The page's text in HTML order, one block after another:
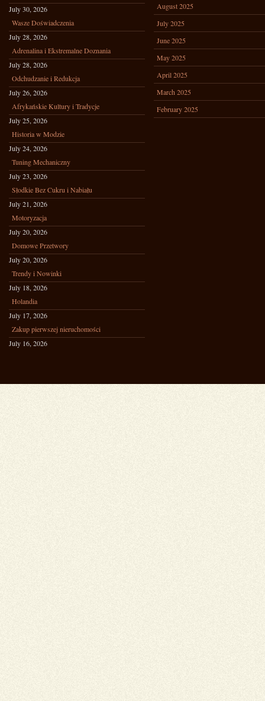
July 30, 2026
Wasze Doświadczenia
July 28, 2026
Adrenalina i Ekstremalne Doznania
July 28, 2026
Odchudzanie i Redukcja
July 26, 2026
Afrykańskie Kultury i Tradycje
July 25, 2026
Historia w Modzie
July 24, 2026
Tuning Mechaniczny
July 23, 2026
Słodkie Bez Cukru i Nabiału
July 21, 2026
Motoryzacja
July 20, 2026
Domowe Przetwory
July 20, 2026
Trendy i Nowinki
July 18, 2026
Holandia
July 17, 2026
Zakup pierwszej nieruchomości
July 16, 2026
August 2025
July 2025
June 2025
May 2025
April 2025
March 2025
February 2025